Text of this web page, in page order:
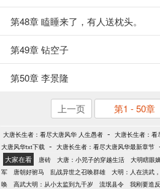
第48章 瞌睡来了，有人送枕头。
第49章 钻空子
第50章 李景隆
上一页 第1 - 50章
大唐长生者：看尽大唐风华 人生愚者 - 大唐长生者：看
大唐风华txt下载 - 大唐长生者：看尽大唐风华最新章节
大家在看 唐砖 大唐：小兕子的穿越生活 大明瞎眼
军
唐朝好驸马 乱战异世之召唤群雄 大明：人在洪武
唤
高武大明：从小太监到九千岁 流氓县令 我刚要造